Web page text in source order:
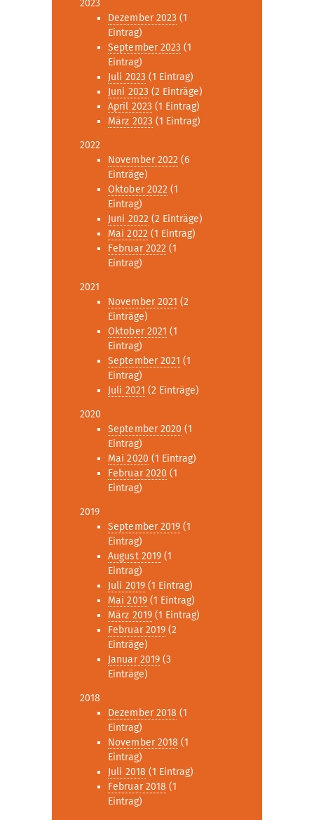
2023
Dezember 2023 (1
Eintrag)
September 2023 (1
Eintrag)
Juli 2023 (1 Eintrag)
Juni 2023 (2 Einträge)
April 2023 (1 Eintrag)
März 2023 (1 Eintrag)
2022
November 2022 (6
Einträge)
Oktober 2022 (1
Eintrag)
Juni 2022 (2 Einträge)
Mai 2022 (1 Eintrag)
Februar 2022 (1
Eintrag)
2021
November 2021 (2
Einträge)
Oktober 2021 (1
Eintrag)
September 2021 (1
Eintrag)
Juli 2021 (2 Einträge)
2020
September 2020 (1
Eintrag)
Mai 2020 (1 Eintrag)
Februar 2020 (1
Eintrag)
2019
September 2019 (1
Eintrag)
August 2019 (1
Eintrag)
Juli 2019(1 Eintrag)
Mai 2019(1 Eintrag)
März 2019(1 Eintrag)
Februar 2019 (2
Einträge)
Januar 2019 (3
Einträge)
2018
Dezember 2018 (1
Eintrag)
November 2018 (1
Eintrag)
Juli 2018 (1 Eintrag)
Februar 2018 (1
Eintrag)